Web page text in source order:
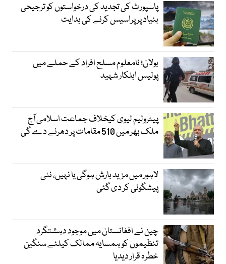
پاسپورٹ کی تجدید کی درخواستوں کو ترجیحی
بنیاد پر پراسیس کرنے کی ہدایت
بولان؛ نامعلوم مسلح افراد کے حملے میں
پولیس اہلکار شہید
پیٹرولیم لیوی کیخلاف جماعت اسلامی آج
ملک بھر میں 510 مقامات پر دھرنے دے گی
لاہور میں مزید بارش ہوگی یا نہیں، نئی
پیشگوئی کر دی گئی
چین نے افغانستان میں موجود دہشتگرد
تنظیموں کو ہمسایہ ممالک کیلئے سنگین
خطرہ قرار دیدیا